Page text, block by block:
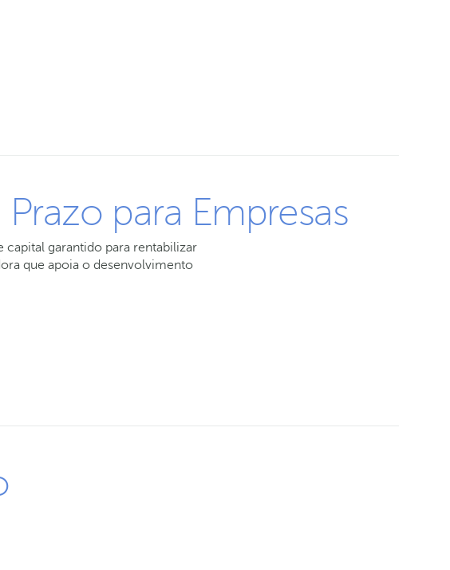
para Empresas
capital garantido para rentabilizar
que apoia o desenvolvimento